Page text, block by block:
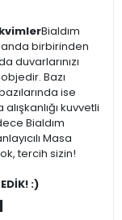
Bialdım
birbirinden
duvarlarınızı
Bazı
ise
kuvvetli
Bialdım
Masa
tercih sizin!
:)